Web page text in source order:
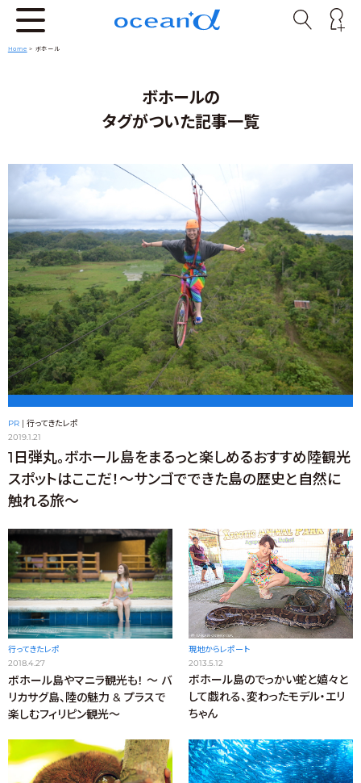
Home > ボホール
ボホールの
タグがついた記事一覧
PR | 行ってきたレポ
2019.1.21
1日弾丸。ボホール島をまるっと楽しめるおすすめ陸観光
スポットはここだ！〜サンゴでできた島の歴史と自然に
触れる旅〜
行ってきたレポ
2018.4.27
ボホール島やマニラ観光も！ ～ バ
リカサグ島、陸の魅力 & プラスで
楽しむフィリピン観光～
現地からレポート
2013.5.12
ボホール島のでっかい蛇と嬉々と
して戯れる、変わったモデル・エリ
ちゃん